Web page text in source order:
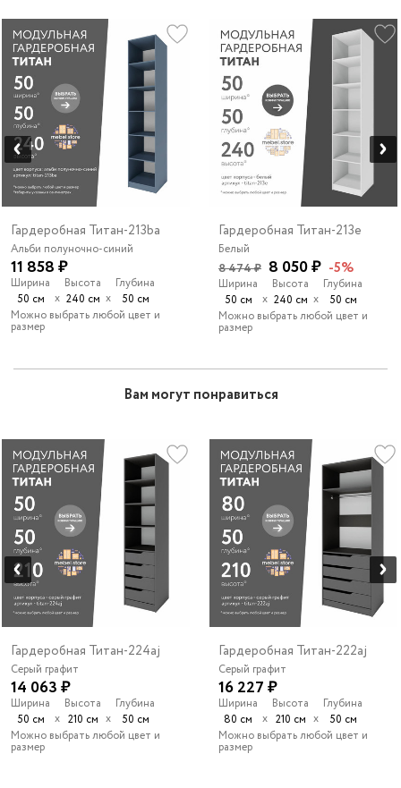
Гардеробная Титан-213ba
Альби полуночно-синий
11 858 ₽
Ширина
50 см
х
Высота
240 см х
Глубина
50 см
Можно выбрать любой цвет и
размер
Гардеробная Титан-213e
Белый
8 474 ₽ 8 050 ₽ -5%
Ширина
50 см
х
Высота
240 см х
Глубина
50 см
Можно выбрать любой цвет и
размер
Вам могут понравиться
Гардеробная Титан-224aj
Серый графит
14 063 ₽
Ширина
50 см
х
Высота
210 см х
Глубина
50 см
Можно выбрать любой цвет и
размер
Гардеробная Титан-222aj
Серый графит
16 227 ₽
Ширина
80 см
х
Высота
210 см х
Глубина
50 см
Можно выбрать любой цвет и
размер